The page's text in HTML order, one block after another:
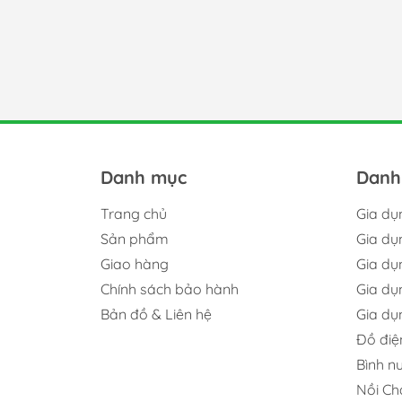
Danh mục
Trang chủ
Sản phẩm
Giao hàng
Chính sách bảo hành
Bản đồ & Liên hệ
Gia
Gia
Gia
Gia
Gia
Đồ
Bình
Nồi